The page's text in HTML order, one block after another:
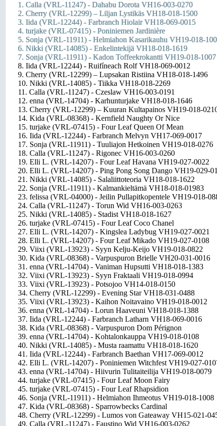
1. Calla (VRL-11247) - Dahabu Dorota VH16-003-0270
2. Cherry (VRL-12299) – Liljan Lystikäs VH18-018-1500
3. Iida (VRL-12244) - Farbranch Hiolair VH18-069-0015
4. turjake (VRL-07415) - Poniniemen Jardinière
5. Sonja (VRL-11911) - Helmiahon Kasarikauhu VH19-018-
6. Nikki (VRL-14085) - Enkelintekijä VH18-018-1619
7. Sonja (VRL-11911) - Kadon Toffeekrokantti VH19-018-1007
8. Iida (VRL-12244) - Ruifíneach Rolf VH18-069-0012
9. Cherry (VRL-12299) – Lupsakan Ristiina VH18-018-1496
10. Nikki (VRL-14085) - Tiikka VH18-018-2269
11. Calla (VRL-11247) - Czeslaw VH16-003-0191
12. enna (VRL-14704) - Karhunturjake VH18-018-1646
13. Cherry (VRL-12299) – Kuuran Kultapainos VH19-018-
14. Kida (VRL-08368) - Kernfield Naughty Or Nice
15. turjake (VRL-07415) - Four Leaf Queen Of Mean
16. Iida (VRL-12244) - Farbranch Melvyn VH17-069-0017
17. Sonja (VRL-11911) - Tuuliajon Hetkoinen VH19-018-0276
18. Calla (VRL-11247) - Rigonec VH16-003-0260
19. Elli L. (VRL-14207) - Four Leaf Havana VH19-027-0022
20. Elli L. (VRL-14207) - Ping Pong Song Dango VH19-029-
21. Nikki (VRL-14085) - Salaliittoteoria VH18-018-1622
22. Sonja (VRL-11911) - Kalmankieltämä VH18-018-01983
23. felissa (VRL-04000) - Jeilin Pullapitkopentele VH19-018-
24. Calla (VRL-11247) - Torun Wid VH16-003-0263
25. Nikki (VRL-14085) - Stadist VH18-018-1627
26. turjake (VRL-07415) - Four Leaf Coco Chanel
27. Elli L. (VRL-14207) - Kingslea Ladybug VH19-027-0021
28. Elli L. (VRL-14207) - Four Leaf Mikado VH19-027-0108
29. Viixi (VRL-13923) - Syyn Kelju-Keijo VH19-018-0822
30. Kida (VRL-08368) - Varpuspuron Brielle VH20-031-0016
31. enna (VRL-14704) - Vaniman Hupsutti VH18-018-1383
32. Viixi (VRL-13923) - Syyn Fraktaali VH19-018-0994
33. Viixi (VRL-13923) - Potsojoo VH14-018-0150
34. Cherry (VRL-12299) - Evening Star VH18-031-0488
35. Viixi (VRL-13923) - Kaihon Noitavaino VH19-018-0012
36. enna (VRL-14704) - Lorun Haaveuni VH18-018-1388
37. Iida (VRL-12244) - Farbranch Latharn VH18-069-0016
38. Kida (VRL-08368) - Varpuspuron Dom Pérignon
39. enna (VRL-14704) - Kohtalonkauppa VH19-018-0108
40. Nikki (VRL-14085) - Musta raamattu VH18-018-1620
41. Iida (VRL-12244) - Farbranch Baethan VH17-069-0012
42. Elli L. (VRL-14207) - Poniniemen Witchfest VH19-027-
43. enna (VRL-14704) - Hiivurin Tulitaiteilija VH19-018-0079
44. turjake (VRL-07415) - Four Leaf Moon Fairy
45. turjake (VRL-07415) - Four Leaf Rhapsidion
46. Sonja (VRL-11911) - Helmiahon Ihmeotus VH19-018-1008
47. Kida (VRL-08368) - Sparrowbecks Cardinal
48. Cherry (VRL-12299) - Lumos von Gateaway VH15-021-
49. Calla (VRL-11247) - Faustino Wid VH16-003-0262